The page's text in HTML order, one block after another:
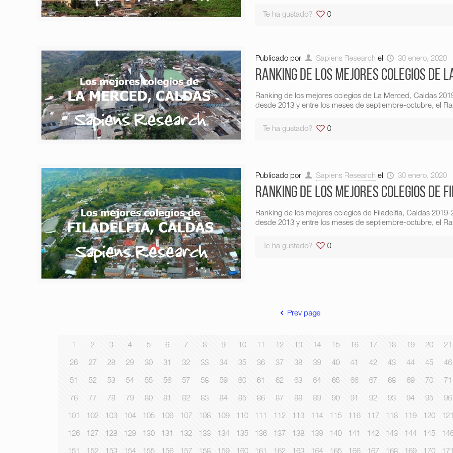
Te ha gustado? 0
Publicado por Sapiens Research el 30 enero, 2020
Ranking de los mejores colegios de
Ranking de los mejores colegios de La Merced, Caldas
desde 2013 y entre los meses de septiembre-octubre, el
Te ha gustado? 0
Publicado por Sapiens Research el 30 enero, 2020
Ranking de los mejores colegios de
Ranking de los mejores colegios de Filadelfia, Caldas
desde 2013 y entre los meses de septiembre-octubre, el
Te ha gustado? 0
Prev page
1 2 3 4 5 6 7 8 9 10 11 12 13 14 15 16 17 18 19 20 21
26 27 28 29 30 31 32 33 34 35 36 37 38 39 40 41 42 43 44 45 46
51 52 53 54 55 56 57 58 59 60 61 62 63 64 65 66 67 68 69 70 71
76 77 78 79 80 81 82 83 84 85 86 87 88 89 90 91 92 93 94 95 96
101 102 103 104 105 106 107 108 109 110 111 112 113 114 115 116 117 118 119 120
126 127 128 129 130 131 132 133 134 135 136 137 138 139 140 141 142 143 144 145